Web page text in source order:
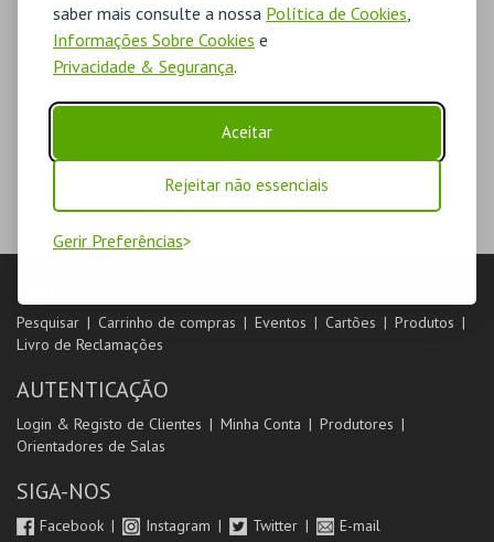
saber mais consulte a nossa Política de Cookies
Informações Sobre Cookies e
Privacidade & Segurança.
Aceitar
Rejeitar não essenciais
Gerir Preferências
Pesquisar Carrinho de compras Eventos Cartões
Produtos
Livro de Reclamações
AUTENTICAÇÃO
Login & Registo de Clientes Minha Conta
Produtores
Orientadores de Salas
SIGA-NOS
Facebook Instagram Twitter E-mail